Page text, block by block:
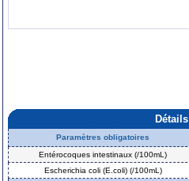
Paramètres obligatoires
Entérocoques intestinaux (/100mL)
Escherichia coli (E.coli) (/100mL)